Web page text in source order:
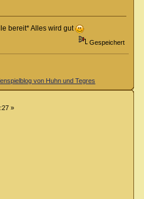
bereit* Alles wird gut
Gespeichert
von Huhn und Tegres
»